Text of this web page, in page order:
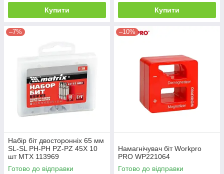
Купити Купити
–7%
Набір біт двосторонніх 65 мм
SL-SL PH-PH PZ-PZ 45Х 10
шт MTX 113969
Готово до відправки
–10%
Намагнічувач біт Workpro
PRO WP221064
Готово до відправки